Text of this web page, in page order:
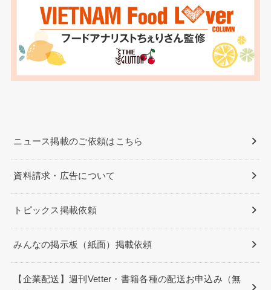
ニュース掲載のご依頼はこちら
資料請求・広告について
トピックス掲載依頼
みんなの掲示板（紙面）掲載依頼
【企業配送】週刊Vetter・書籍各種の配送お申込み（無